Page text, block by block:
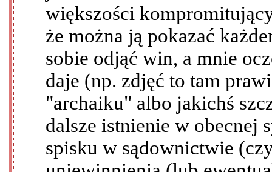
większości
że można ją pokazać
sobie odjąć win, a mnie
daje (np. zdjęć to tam
"archaiku" albo jakichś
dalsze istnienie w obecnej
spisku w sądownictwie